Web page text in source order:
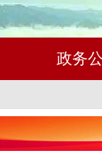
政务